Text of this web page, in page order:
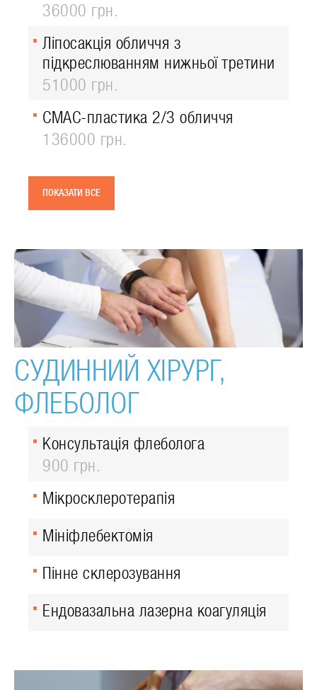
36000 грн.
Ліпосакція обличчя з
підкреслюванням нижньої третини
51000 грн.
СМАС-пластика 2/3 обличчя
136000 грн.
ПОКАЗАТИ ВСЕ
СУДИННИЙ ХІРУРГ,
ФЛЕБОЛОГ
Консультація флеболога
900 грн.
Мікросклеротерапія
Мініфлебектомія
Пінне склерозування
Ендовазальна лазерна коагуляція